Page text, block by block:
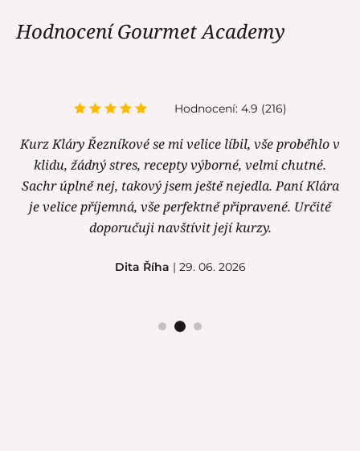
Hodnocení Gourmet Academy
Hodnocení: 4.9 (216)
Kurz Kláry Řezníkové se mi velice líbil, vše proběhlo v
klidu, žádný stres, recepty výborné, velmi chutné.
Sachr úplně nej, takový jsem ještě nejedla. Paní Klára
je velice příjemná, vše perfektně připravené. Určitě
doporučuji navštívit její kurzy.
Dita Říha | 29. 06. 2026